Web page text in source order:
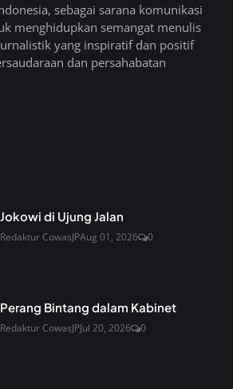
sebagai sarana komunikasi
menghidupkan semangat menulis
yang inspiratif dan positif
dan persahabatan
Jokowi di Ujung Jalan
Redaktur CowasJPAug 01, 2026 0
Perang Bintang dalam Kabinet
Redaktur CowasJPJul 20, 2026 0